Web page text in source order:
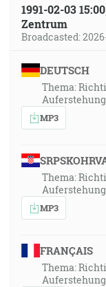
1991-02-03
Zentrum
Broadcasted:
DEUTSCH
Thema:
MP3
Thema:
MP3
FRANÇAIS
Thema: